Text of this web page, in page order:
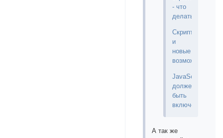
- что
делать?!
Скрипты
и
новые
возможности
JavaScript
должен
быть
включен
А так же